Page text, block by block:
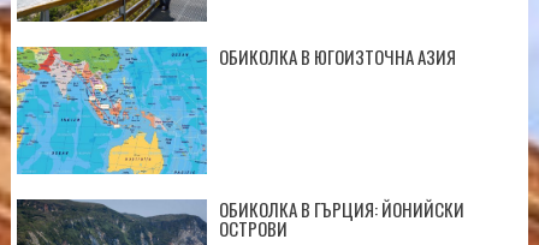
ОБИКОЛКА В ЮГОИЗТОЧНА АЗИЯ
ОБИКОЛКА В ГЪРЦИЯ: ЙОНИЙСКИ
ОСТРОВИ